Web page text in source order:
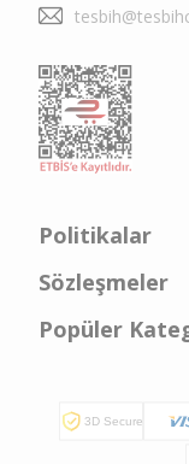
Politikalar
Sözleşmeler
Popüler